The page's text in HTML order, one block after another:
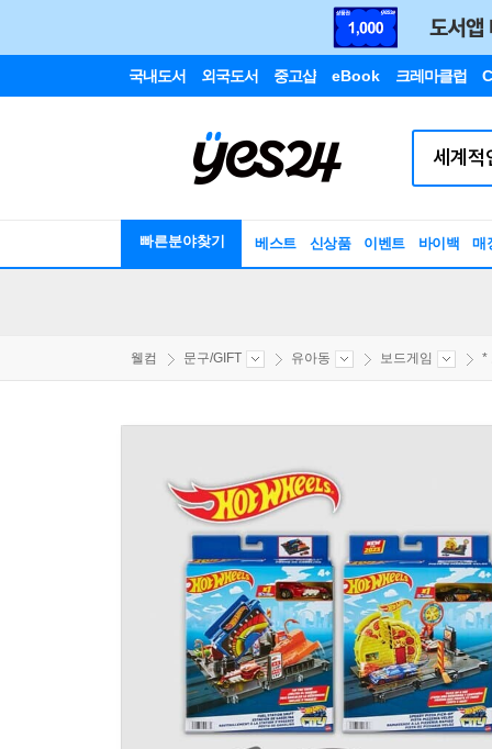
국내도서 외국도서 중고샵 eBook 크레마클럽
빠른분야찾기 베스트 신상품 이벤트 바이백 매
웰컴 문구/GIFT 유아동 보드게임 *